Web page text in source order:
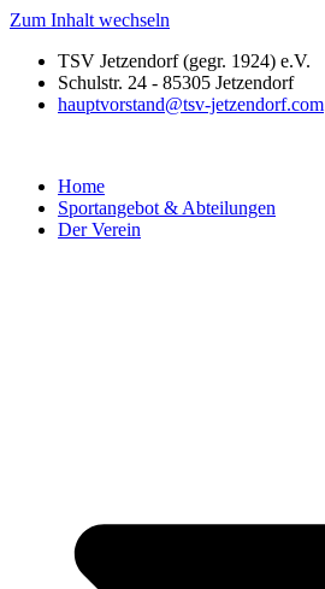
Zum Inhalt wechseln
TSV Jetzendorf (gegr. 1924) e.V.
Schulstr. 24 - 85305 Jetzendorf
hauptvorstand@tsv-jetzendorf.com
Home
Sportangebot & Abteilungen
Der Verein